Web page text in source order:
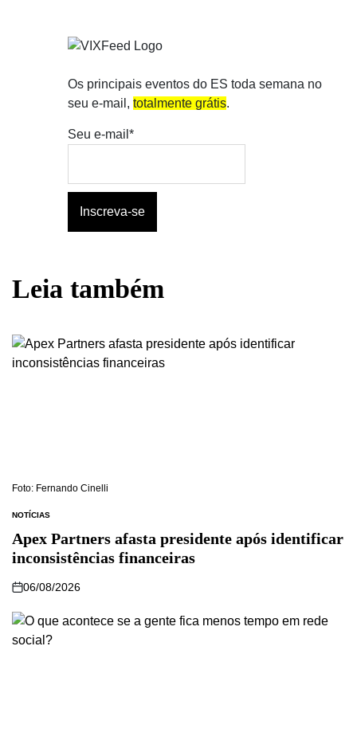
Os principais eventos do ES toda semana no
seu e-mail, totalmente grátis.
Seu e-mail*
Leia também
Foto: Fernando Cinelli
NOTÍCIAS
Apex Partners afasta presidente após identificar
inconsistências financeiras
06/08/2026